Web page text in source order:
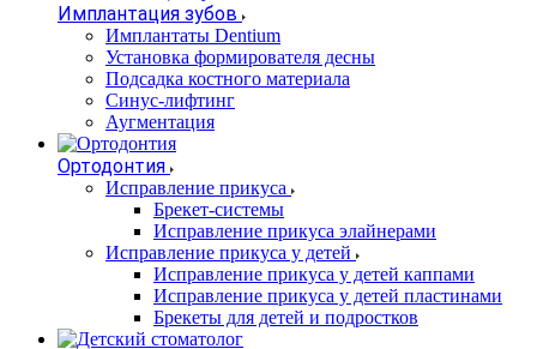
Имплантация зубов
Имплантаты Dentium
Установка формирователя десны
Подсадка костного материала
Синус-лифтинг
Аугментация
Ортодонтия
Исправление прикуса
Брекет-системы
Исправление прикуса элайнерами
Исправление прикуса у детей
Исправление прикуса у детей каппами
Исправление прикуса у детей пластинами
Брекеты для детей и подростков